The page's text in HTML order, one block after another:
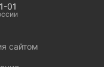
01
сайтом